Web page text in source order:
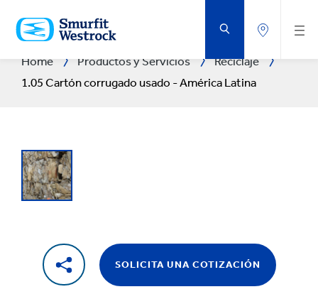
AL
CONTENIDO
PRINCIPAL
Home Productos y Servicios
Reciclaje
1.05 Cartón corrugado usado - América Latina
SOLICITA UNA COTIZACIÓN